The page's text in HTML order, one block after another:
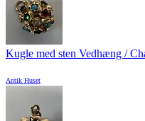
Kugle med sten Vedhæng /
Antik Huset